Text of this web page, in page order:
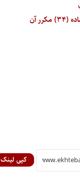
کپی لینک